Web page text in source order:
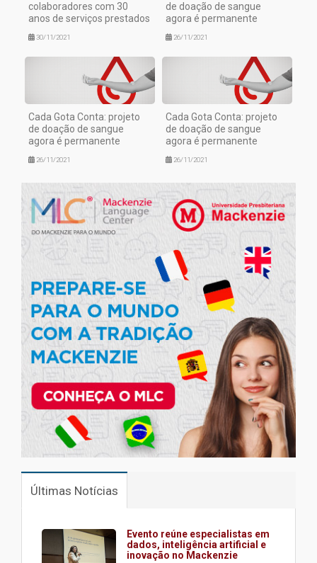
colaboradores com 30
anos de serviços prestados
30/11/2021
de doação de sangue
agora é permanente
26/11/2021
Cada Gota Conta: projeto
de doação de sangue
agora é permanente
26/11/2021
Cada Gota Conta: projeto
de doação de sangue
agora é permanente
26/11/2021
Últimas Notícias
Evento reúne especialistas em
dados, inteligência artificial e
inovação no Mackenzie